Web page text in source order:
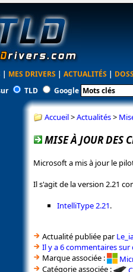
| MES DRIVERS | ACTUALITÉS |
TLD Google
Accueil>Actualités>
MISE À JOUR DES
Microsoft a mis à jour le
Il s'agit de la version 2.21
IntelliType 2.21.
Actualité publiée par
Il y a 6 commentaires
Marque associée :
Catégorie associée :